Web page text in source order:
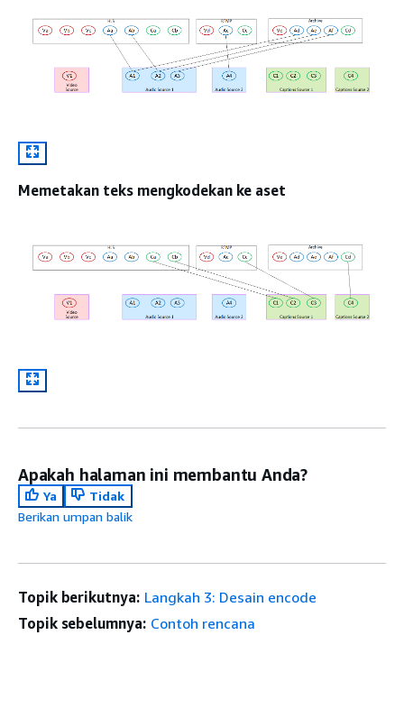
Memetakan teks mengkodekan ke aset
Apakah halaman ini membantu Anda?
Ya
Tidak
Berikan umpan balik
Topik berikutnya: Langkah 3: Desain encode
Topik sebelumnya: Contoh rencana